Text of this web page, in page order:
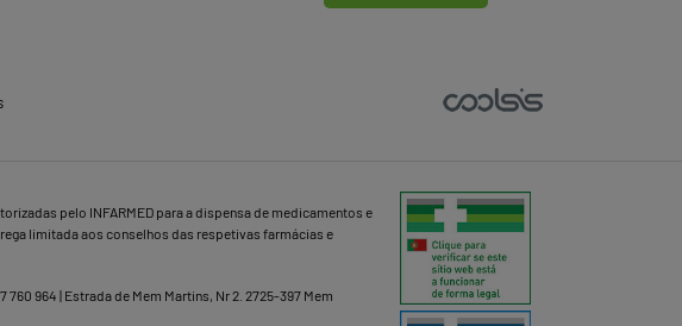
pelo INFARMED para a dispensa de medicamentos e
limitada aos conselhos das respetivas farmácias e
760 964 | Estrada de Mem Martins, Nr 2. 2725-397 Mem